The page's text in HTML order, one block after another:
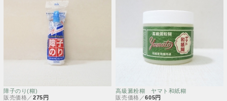
障子のり(糊)
販売価格／275円
高級澱粉糊 ヤマト和紙糊
販売価格／605円